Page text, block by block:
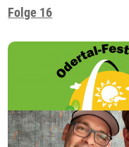
Folge 16